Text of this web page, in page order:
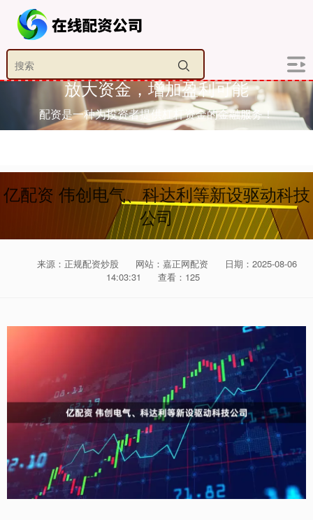
放大资金，增加盈利可能
配资是一种为投资者提供杠杆资金的金融服务！
亿配资 伟创电气、科达利等新设驱动科技
公司
来源：正规配资炒股 网站：嘉正网配资
日期：2025-08-06
14:03:31
查看：125